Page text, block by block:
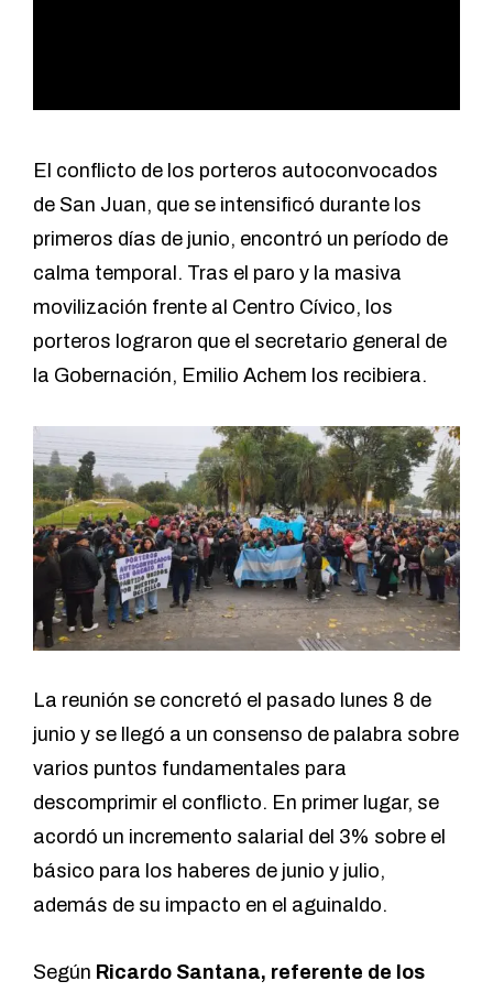
El conflicto de los porteros autoconvocados
de San Juan, que se intensificó durante los
primeros días de junio, encontró un período de
calma temporal. Tras el paro y la masiva
movilización frente al Centro Cívico, los
porteros lograron que el secretario general de
la Gobernación, Emilio Achem los recibiera.
La reunión se concretó el pasado lunes 8 de
junio y se llegó a un consenso de palabra sobre
varios puntos fundamentales para
descomprimir el conflicto. En primer lugar, se
acordó un incremento salarial del 3% sobre el
básico para los haberes de junio y julio,
además de su impacto en el aguinaldo.
Según Ricardo Santana, referente de los